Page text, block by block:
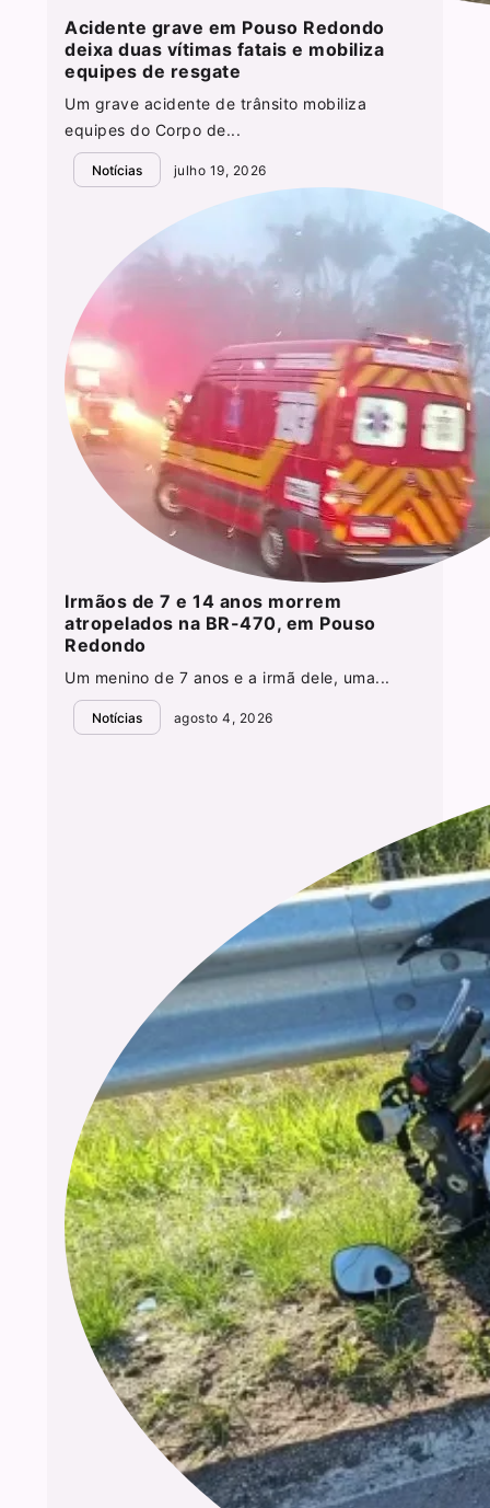
Acidente grave em Pouso Redondo
deixa duas vítimas fatais e mobiliza
equipes de resgate
Um grave acidente de trânsito mobiliza
equipes do Corpo de...
Notícias julho 19, 2026
Irmãos de 7 e 14 anos morrem
atropelados na BR-470, em Pouso
Redondo
Um menino de 7 anos e a irmã dele, uma...
Notícias agosto 4, 2026